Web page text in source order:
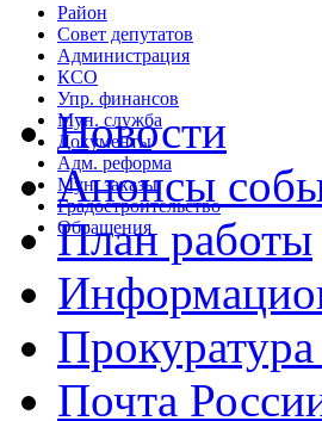
Район
Совет депутатов
Администрация
КСО
Упр. финансов
Мун. служба
Документы
Адм. реформа
Мун. заказы
Градостроительство
Обращения
Новости
Анонсы
План работы
Почта